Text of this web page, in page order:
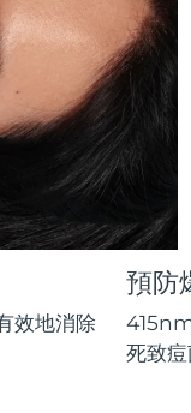
效地消除
預防
死致
device
serum
device
預計送達日期 8/11/26
計送達日期8/15/26
預計送達日期8/11/26
預計送達日期8/15/26
預計送達日期8/11/26
8/12/26
8/11/26